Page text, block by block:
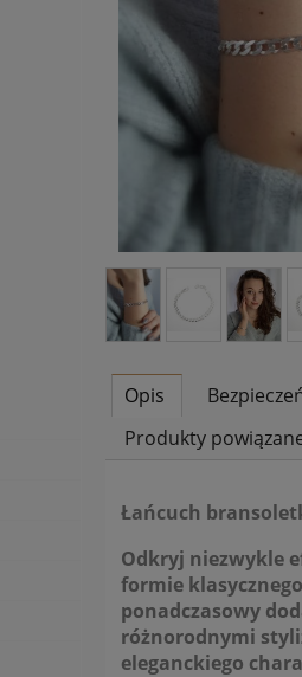
Opis
Produkty
Łańcuch
Odkryj niezwykle
formie
ponadczasowy
różnorodnymi
eleganckiego